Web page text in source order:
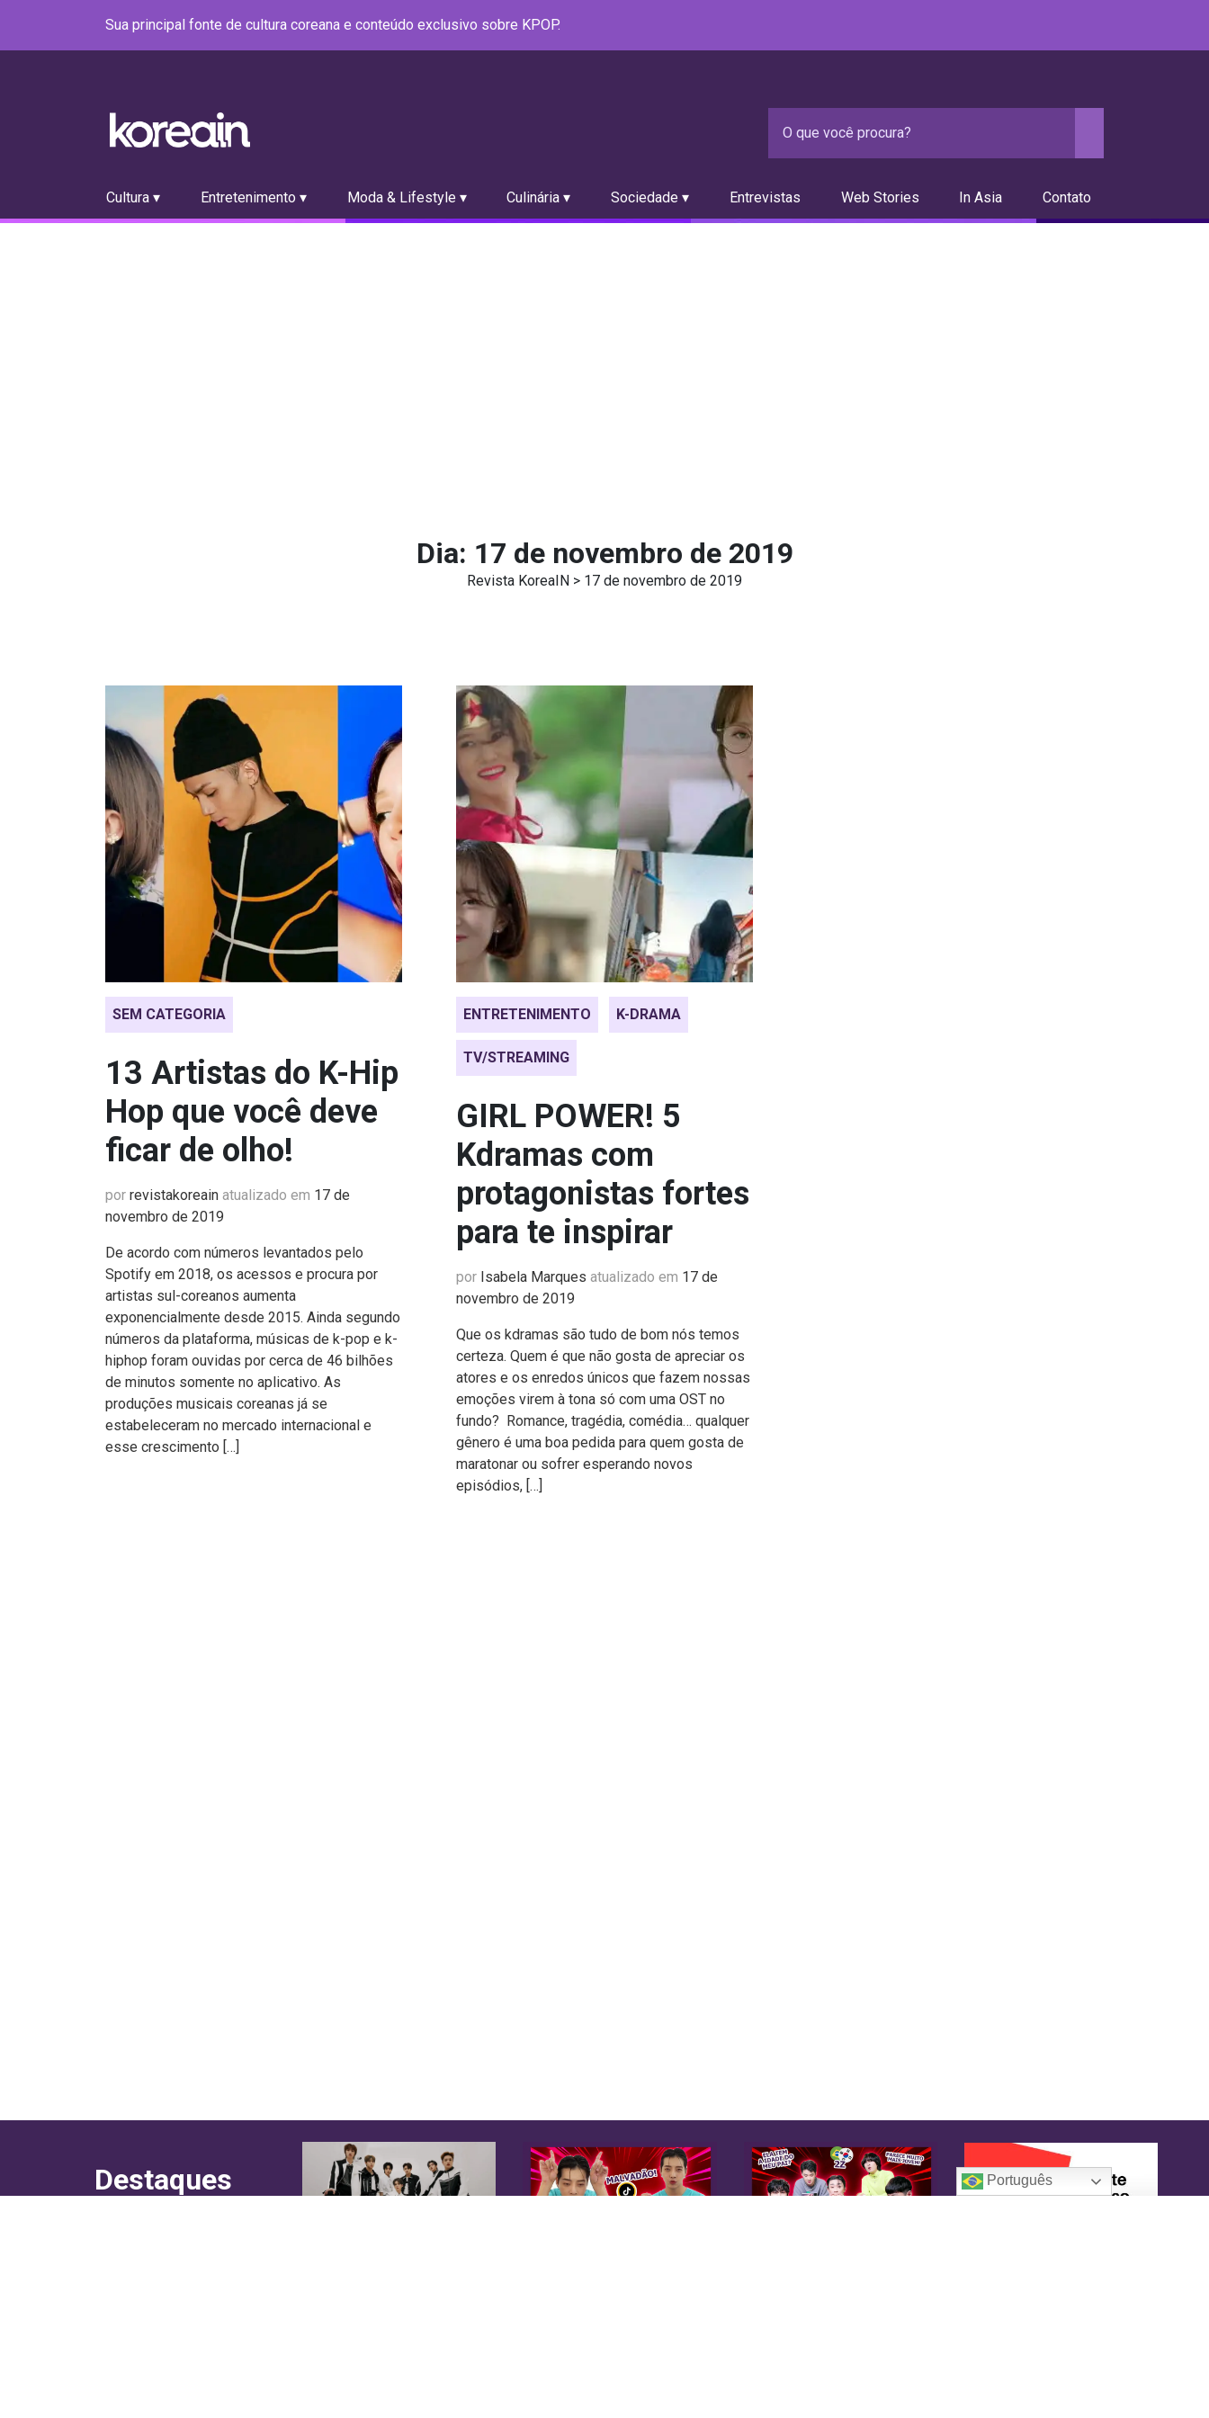
Sua principal fonte de cultura coreana e conteúdo exclusivo sobre KPOP.
Cultura ▾ Entretenimento ▾ Moda & Lifestyle ▾ Culinária ▾ Sociedade ▾ Entrevistas Web Stories In Asia Contato
Dia: 17 de novembro de 2019
Revista KoreaIN > 17 de novembro de 2019
SEM CATEGORIA
13 Artistas do K-Hip
Hop que você deve
ficar de olho!
por revistakoreain atualizado em 17 de
novembro de 2019
De acordo com números levantados pelo
Spotify em 2018, os acessos e procura por
artistas sul-coreanos aumenta
exponencialmente desde 2015. Ainda segundo
números da plataforma, músicas de k-pop e k-
hiphop foram ouvidas por cerca de 46 bilhões
de minutos somente no aplicativo. As
produções musicais coreanas já se
estabeleceram no mercado internacional e
esse crescimento […]
ENTRETENIMENTO K-DRAMA
TV/STREAMING
GIRL POWER! 5
Kdramas com
protagonistas fortes
para te inspirar
por Isabela Marques atualizado em 17 de
novembro de 2019
Que os kdramas são tudo de bom nós temos
certeza. Quem é que não gosta de apreciar os
atores e os enredos únicos que fazem nossas
emoções virem à tona só com uma OST no
fundo? Romance, tragédia, comédia… qualquer
gênero é uma boa pedida para quem gosta de
maratonar ou sofrer esperando novos
episódios, […]
Destaques
Português